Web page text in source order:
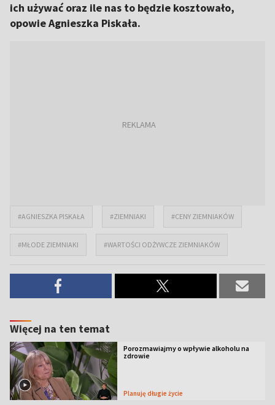
ich używać oraz ile nas to będzie kosztowało,
opowie Agnieszka Piskała.
#AGNIESZKA PISKAŁA #ZIEMNIAKI #CENY ZIEMNIAKÓW
#MŁODE ZIEMNIAKI #WARTOŚCI ODŻYWCZE ZIEMNIAKÓW
Więcej na ten temat
Porozmawiajmy o wpływie alkoholu na
zdrowie
Planuję długie życie